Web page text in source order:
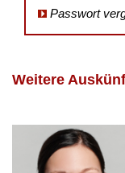
Passwort
Weitere